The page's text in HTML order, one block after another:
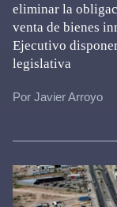
eliminar la
venta de bienes
Ejecutivo
legislativa
Por Javier Arroyo